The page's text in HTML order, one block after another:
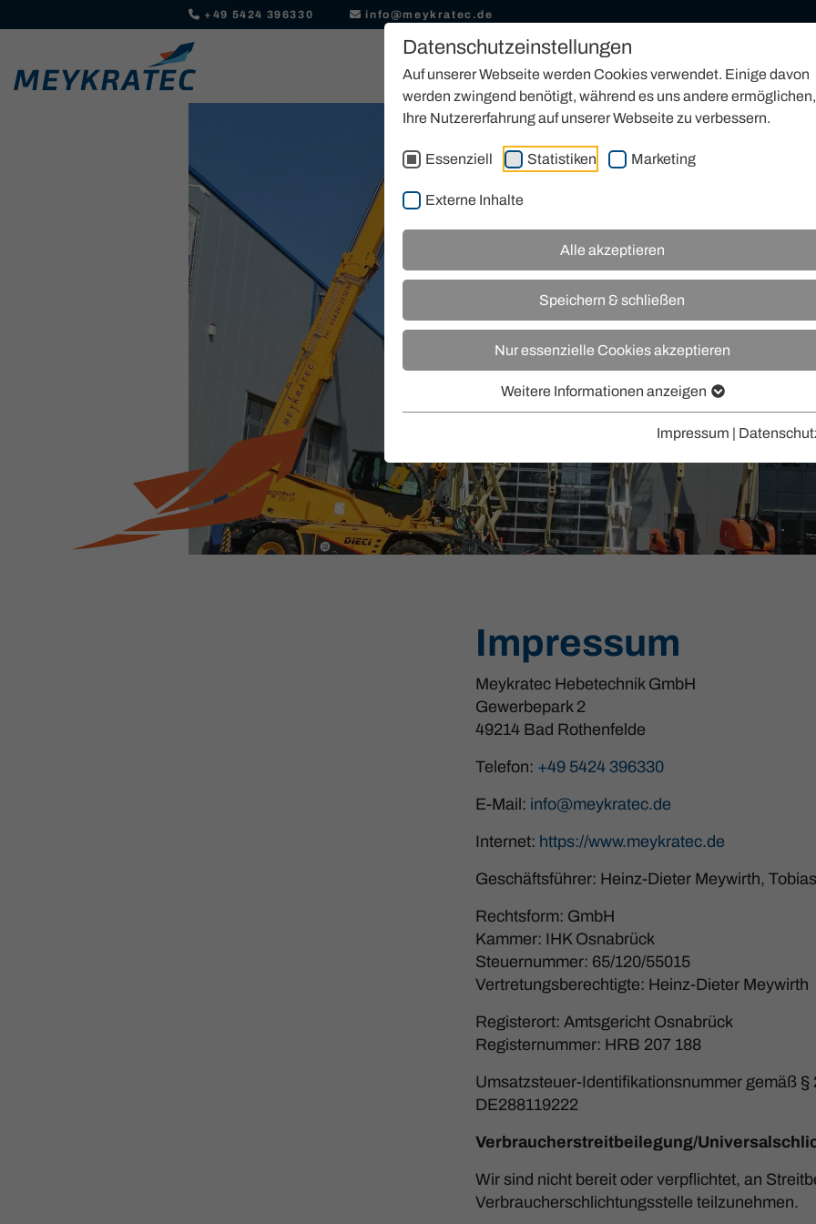
Datenschutzeinstellungen
Auf unserer Webseite werden Cookies verwendet. Einige davon
werden zwingend benötigt, während es uns andere ermöglichen,
Ihre Nutzererfahrung auf unserer Webseite zu verbessern.
Essenziell Statistiken Marketing
Externe Inhalte
Alle akzeptieren
Speichern & schließen
Nur essenzielle Cookies akzeptieren
Weitere Informationen anzeigen
Impressum |
+49 5424 396330 info@meykratec.de
KAUFEN MIETEN SERVICE INDUSTRIEKRANTECHNIK
Impressum
Meykratec Hebetechnik GmbH
Gewerbepark 2
49214 Bad Rothenfelde
Telefon: +49 5424 396330
E-Mail: info@meykratec.de
Internet: https://www.meykratec.de
Geschäftsführer: Heinz-Dieter Meywirth,
Rechtsform: GmbH
Kammer: IHK Osnabrück
Steuernummer: 65/120/55015
Vertretungsberechtigte: Heinz-Dieter Meywirth
Registerort: Amtsgericht Osnabrück
Registernummer: HRB 207 188
Umsatzsteuer-Identifikationsnummer gemäß
DE288119222
Verbraucher­streit­beilegung/
Wir sind nicht bereit oder verpflichtet, an
Verbraucherschlichtungsstelle teilzunehmen.